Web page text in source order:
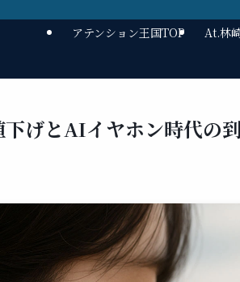
アテンション王国TOP At.林
げとAIイヤホン時代の